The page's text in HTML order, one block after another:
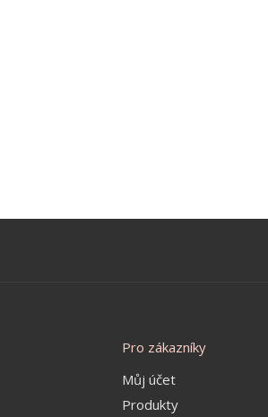
Pro zákazníky
Můj účet
Produkty